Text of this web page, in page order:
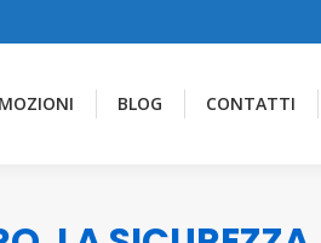
BLOG CONTATTI